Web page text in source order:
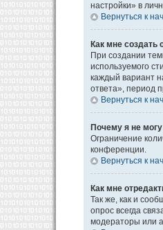
настройки» в
Вернуться к
Как мне создать
При создании
используемого
каждый вариант
ответа», период
Вернуться к
Почему я не
Ограничение
конференции.
Вернуться к
Как мне
Так же, как и
опрос всегда
модераторы или